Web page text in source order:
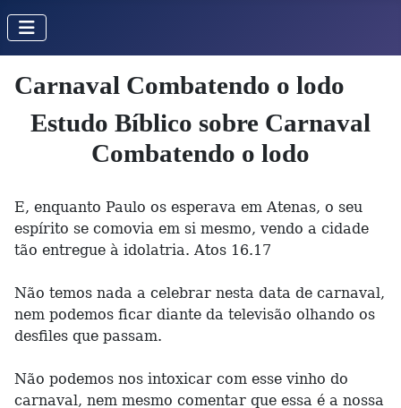
Carnaval Combatendo o lodo
Estudo Bíblico sobre Carnaval
Combatendo o lodo
E, enquanto Paulo os esperava em Atenas, o seu
espírito se comovia em si mesmo, vendo a cidade
tão entregue à idolatria. Atos 16.17
Não temos nada a celebrar nesta data de carnaval,
nem podemos ficar diante da televisão olhando os
desfiles que passam.
Não podemos nos intoxicar com esse vinho do
carnaval, nem mesmo comentar que essa é a nossa